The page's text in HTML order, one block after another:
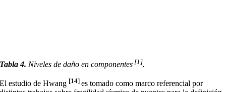
Tabla 4. Niveles de daño en componentes [1].
El estudio de Hwang [14] es tomado como marco referencial por